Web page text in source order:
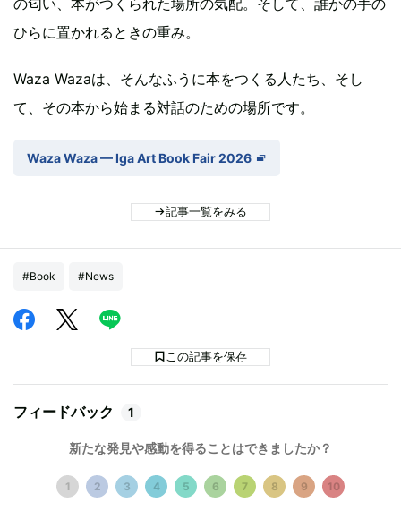
ひらに置かれるときの重み。
Waza Wazaは、そんなふうに本をつくる人たち、そし
て、その本から始まる対話のための場所です。
Waza Waza — Iga Art Book Fair 2026
記事一覧をみる
#Book #News
この記事を保存
フィードバック 1
新たな発見や感動を得ることはできましたか？
1 2 3 4 5 6 7 8 9 10